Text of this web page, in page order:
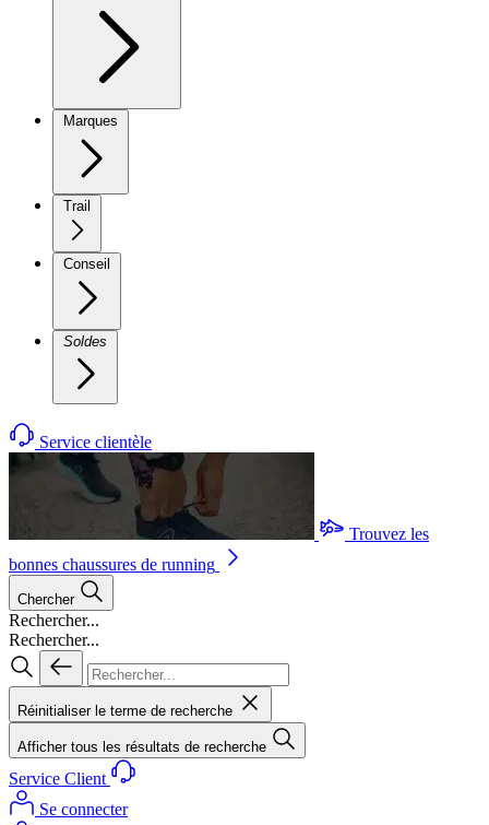
Marques
Trail
Conseil
Soldes
Service clientèle
Trouvez les
bonnes chaussures de running
Chercher
Rechercher...
Rechercher...
Réinitialiser le terme de recherche
Afficher tous les résultats de recherche
Service Client
Se connecter